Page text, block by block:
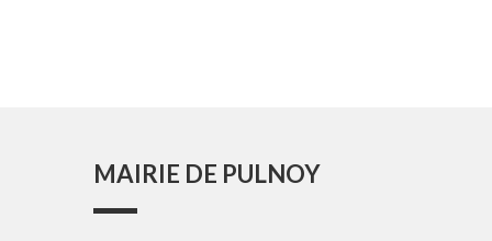
MAIRIE DE PULNOY